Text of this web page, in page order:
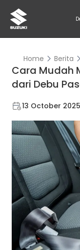
Home Berita
Cara Mudah
dari Debu
13 October 2025